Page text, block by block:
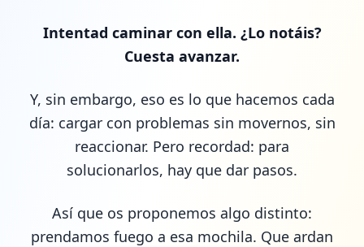
Intentad caminar con ella. ¿Lo notáis?
Cuesta avanzar.
Y, sin embargo, eso es lo que hacemos cada
día: cargar con problemas sin movernos, sin
reaccionar. Pero recordad: para
solucionarlos, hay que dar pasos.
Así que os proponemos algo distinto:
prendamos fuego a esa mochila. Que ardan